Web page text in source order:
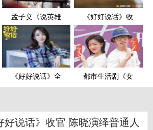
孟子义《说英雄 《好好说话》收
《好好说话》全 都市生活剧《女
好说话》收官 陈晓演绎普通人